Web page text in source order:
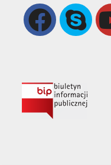
a
new
your
application